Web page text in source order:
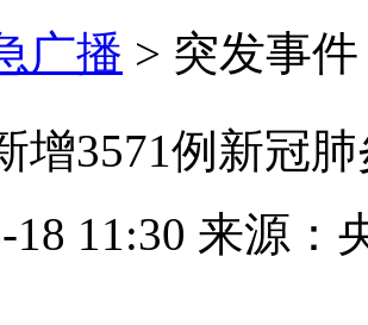
广播 > 突发事件
增3571例新冠
18 11:30 来源：